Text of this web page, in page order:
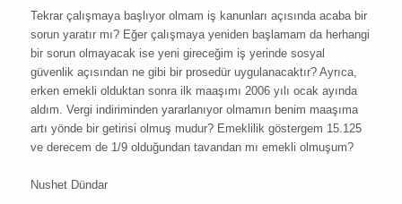
Tekrar çalışmaya başlıyor olmam iş kanunları açısında acaba bir
sorun yaratır mı? Eğer çalışmaya yeniden başlamam da herhangi
bir sorun olmayacak ise yeni gireceğim iş yerinde sosyal
güvenlik açısından ne gibi bir prosedür uygulanacaktır? Ayrıca,
erken emekli olduktan sonra ilk maaşımı 2006 yılı ocak ayında
aldım. Vergi indiriminden yararlanıyor olmamın benim maaşıma
artı yönde bir getirisi olmuş mudur? Emeklilik göstergem 15.125
ve derecem de 1/9 olduğundan tavandan mı emekli olmuşum?
Nushet Dündar